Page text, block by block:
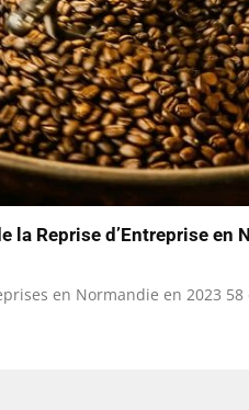
la Reprise d’Entreprise
en Normandie en 2023